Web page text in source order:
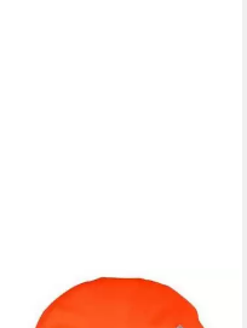
SECUMAR
Schwimmweste